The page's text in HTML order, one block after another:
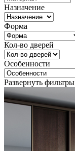
Назначение
Форма
Кол-во дверей
Особенности
Развернуть фильтры